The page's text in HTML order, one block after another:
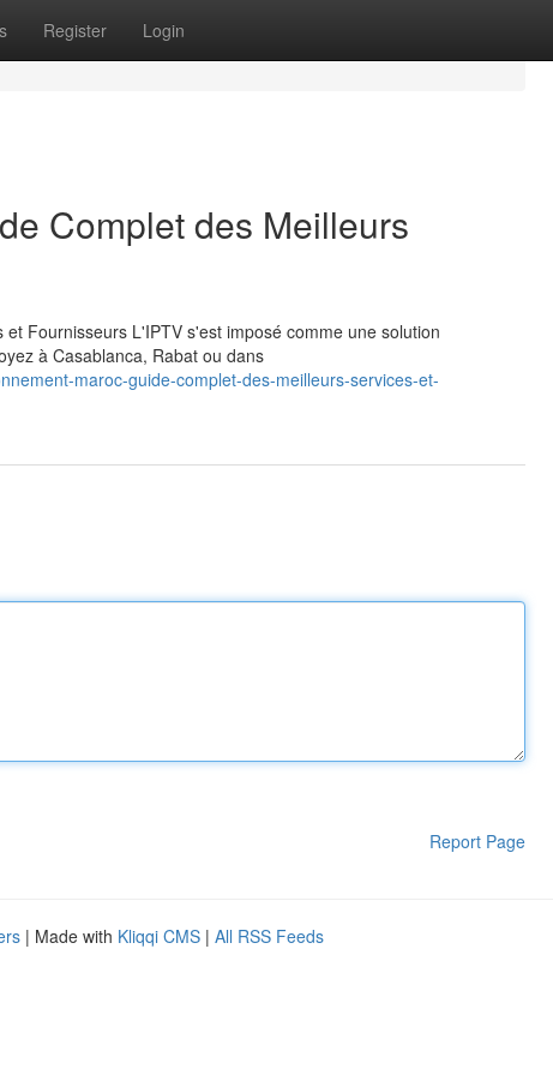
Register Login
Complet des Meilleurs
Fournisseurs L'IPTV s'est imposé comme une solution
à Casablanca, Rabat ou dans
maroc-guide-complet-des-meilleurs-services-et-
Report Page
| Made with Kliqqi CMS | All RSS Feeds